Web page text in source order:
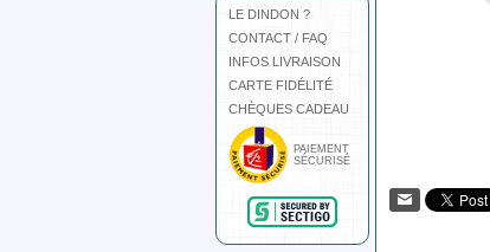
LE DINDON ?
CONTACT / FAQ
INFOS LIVRAISON
CARTE FIDÉLITÉ
CHÈQUES CADEAU
PAIEMENT
SÉCURISÉ